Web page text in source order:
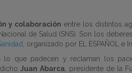
y colaboración entre los distintos
de Salud (SNS). Son los
, organizado por EL ESPAÑOL e
lo que padecen y reclaman los
dichoJuan Abarca , presidente de la